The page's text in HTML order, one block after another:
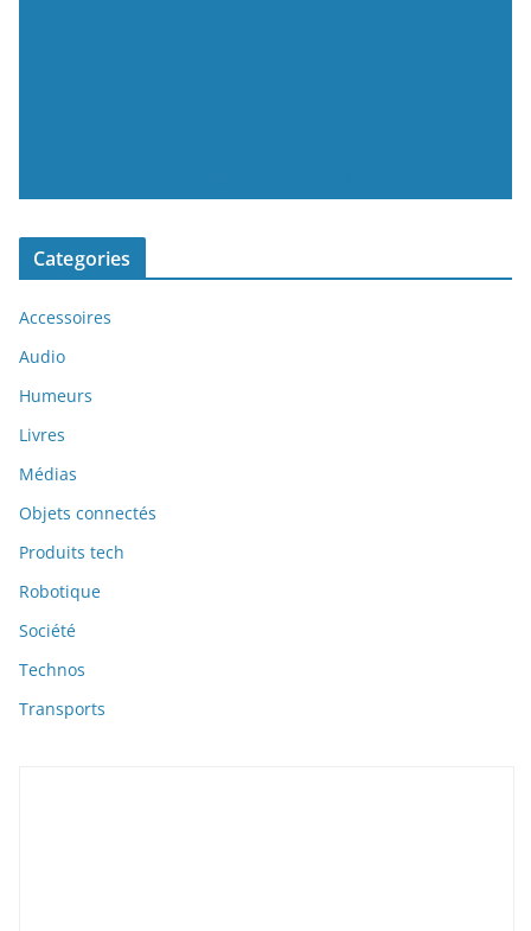
Categories
Accessoires
Audio
Humeurs
Livres
Médias
Objets connectés
Produits tech
Robotique
Société
Technos
Transports